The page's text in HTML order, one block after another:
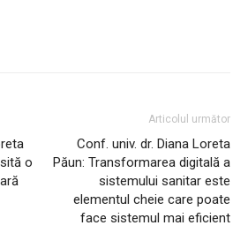
o
Articolul următor
Conf. univ. dr. Diana Loreta
Păun: Transformarea digitală a
sistemului sanitar este
elementul cheie care poate
face sistemul mai eficient